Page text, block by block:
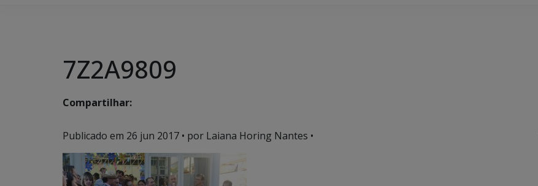
7Z2A9809
Compartilhar:
Publicado em 26 jun 2017 • por Laiana Horing Nantes •